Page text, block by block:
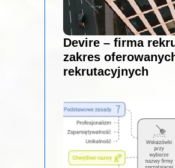
Devire – firma
zakres
rekrutacyjnych